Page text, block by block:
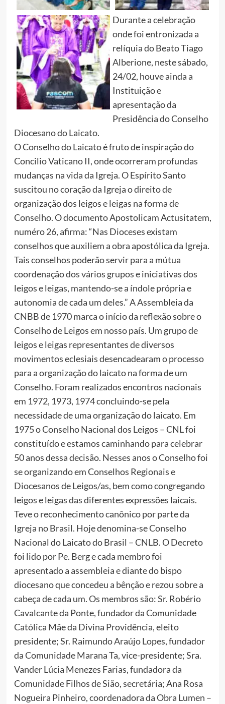
Durante a celebração
onde foi entronizada a
relíquia do Beato Tiago
Alberione, neste sábado,
24/02, houve ainda a
Instituição e
apresentação da
Presidência do Conselho
Diocesano do Laicato.
O Conselho do Laicato é fruto de inspiração do
Concilio Vaticano II, onde ocorreram profundas
mudanças na vida da Igreja. O Espírito Santo
suscitou no coração da Igreja o direito de
organização dos leigos e leigas na forma de
Conselho. O documento Apostolicam Actusitatem,
numéro 26, afirma: “Nas Dioceses existam
conselhos que auxiliem a obra apostólica da Igreja.
Tais conselhos poderão servir para a mútua
coordenação dos vários grupos e iniciativas dos
leigos e leigas, mantendo-se a índole própria e
autonomia de cada um deles.” A Assembleia da
CNBB de 1970 marca o início da reflexão sobre o
Conselho de Leigos em nosso país. Um grupo de
leigos e leigas representantes de diversos
movimentos eclesiais desencadearam o processo
para a organização do laicato na forma de um
Conselho. Foram realizados encontros nacionais
em 1972, 1973, 1974 concluindo-se pela
necessidade de uma organização do laicato. Em
1975 o Conselho Nacional dos Leigos – CNL foi
constituído e estamos caminhando para celebrar
50 anos dessa decisão. Nesses anos o Conselho foi
se organizando em Conselhos Regionais e
Diocesanos de Leigos/as, bem como congregando
leigos e leigas das diferentes expressões laicais.
Teve o reconhecimento canônico por parte da
Igreja no Brasil. Hoje denomina-se Conselho
Nacional do Laicato do Brasil – CNLB. O Decreto
foi lido por Pe. Berg e cada membro foi
apresentado a assembleia e diante do bispo
diocesano que concedeu a bênção e rezou sobre a
cabeça de cada um. Os membros são: Sr. Robério
Cavalcante da Ponte, fundador da Comunidade
Católica Mãe da Divina Providência, eleito
presidente; Sr. Raimundo Araújo Lopes, fundador
da Comunidade Marana Ta, vice-presidente; Sra.
Vander Lúcia Menezes Farias, fundadora da
Comunidade Filhos de Sião, secretária; Ana Rosa
Nogueira Pinheiro, coordenadora da Obra Lumen –